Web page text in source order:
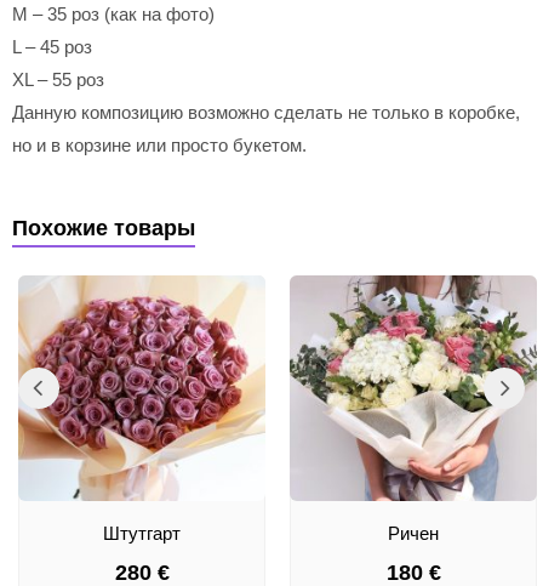
M – 35 роз (как на фото)
L – 45 роз
XL – 55 роз
Данную композицию возможно сделать не только в коробке,
но и в корзине или просто букетом.
Похожие товары
Штутгарт
280 €
Ричен
180 €